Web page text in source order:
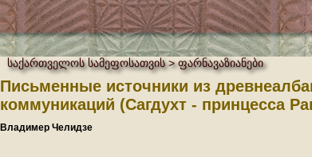
საქართველოს სამეფოსათვის > ფარნავაზიანები
Письменные источники из
коммуникаций (Сагдухт - принцесса
Владимер Челидзе